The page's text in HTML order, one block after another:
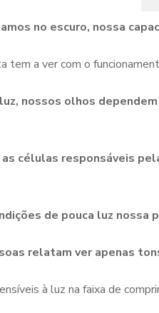
no escuro, nossa
tem a ver com o
nossos olhos
células responsáveis
de pouca luz
relatam ver apenas
à luz na faixa de